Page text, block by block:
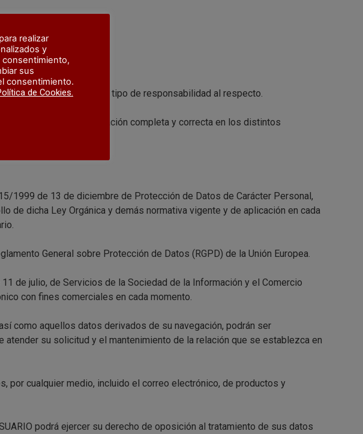
de cualquier tipo de responsabilidad al respecto.
aportar la información completa y correcta en los distintos
1999 de 13 de diciembre de Protección de Datos de Carácter Personal,
dicha Ley Orgánica y demás normativa vigente y de aplicación en cada
General sobre Protección de Datos (RGPD) de la Unión Europea.
de julio, de Servicios de la Sociedad de la Información y el Comercio
con fines comerciales en cada momento.
como aquellos datos derivados de su navegación, podrán ser
atender su solicitud y el mantenimiento de la relación que se establezca en
por cualquier medio, incluido el correo electrónico, de productos y
podrá ejercer su derecho de oposición al tratamiento de sus datos
realizar
y
sus
consentimiento.
de Cookies.